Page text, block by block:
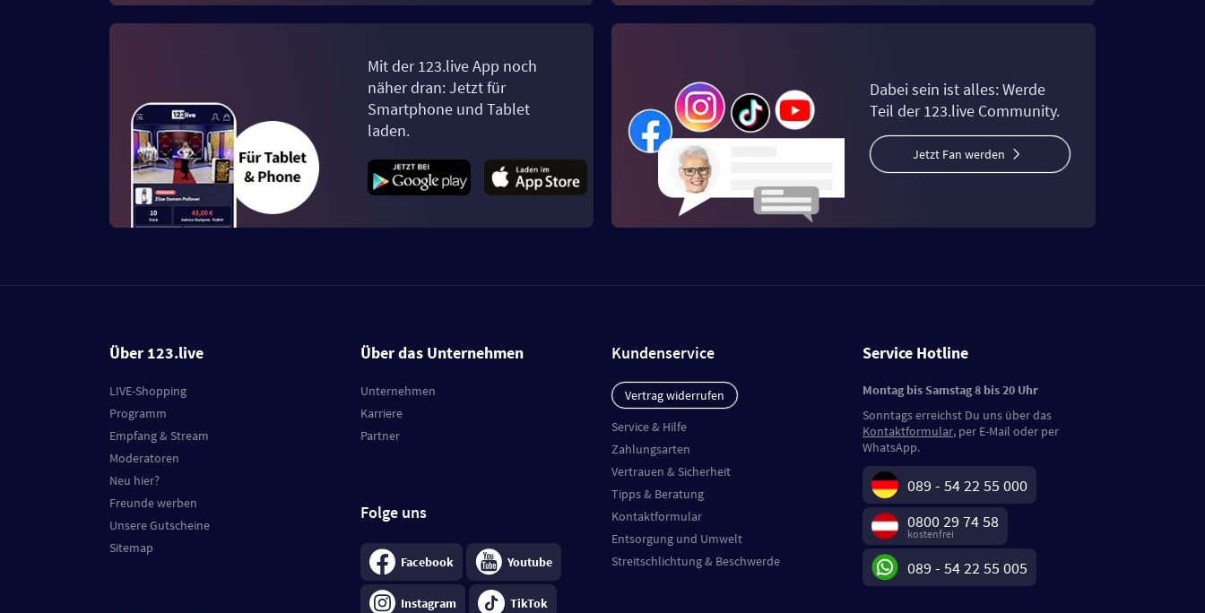
Mit der 123.live App noch
näher dran: Jetzt für
Smartphone und Tablet
laden.
Dabei sein ist alles: Werde
Teil der 123.live Community.
Jetzt Fan werden
Über 123.live
LIVE-Shopping
Programm
Empfang & Stream
Moderatoren
Neu hier?
Freunde werben
Unsere Gutscheine
Sitemap
Über das Unternehmen
Unternehmen
Karriere
Partner
Folge uns
Facebook Youtube
Instagram TikTok
Kundenservice
Vertrag widerrufen
Service & Hilfe
Zahlungsarten
Vertrauen & Sicherheit
Tipps & Beratung
Kontaktformular
Entsorgung und Umwelt
Streitschlichtung & Beschwerde
Service Hotline
Montag bis Samstag 8 bis 20 Uhr
Sonntags erreichst Du uns über das
Kontaktformular, per E-Mail oder per
WhatsApp.
089 - 54 22 55 000
0800 29 74 58
kostenfrei
089 - 54 22 55 005